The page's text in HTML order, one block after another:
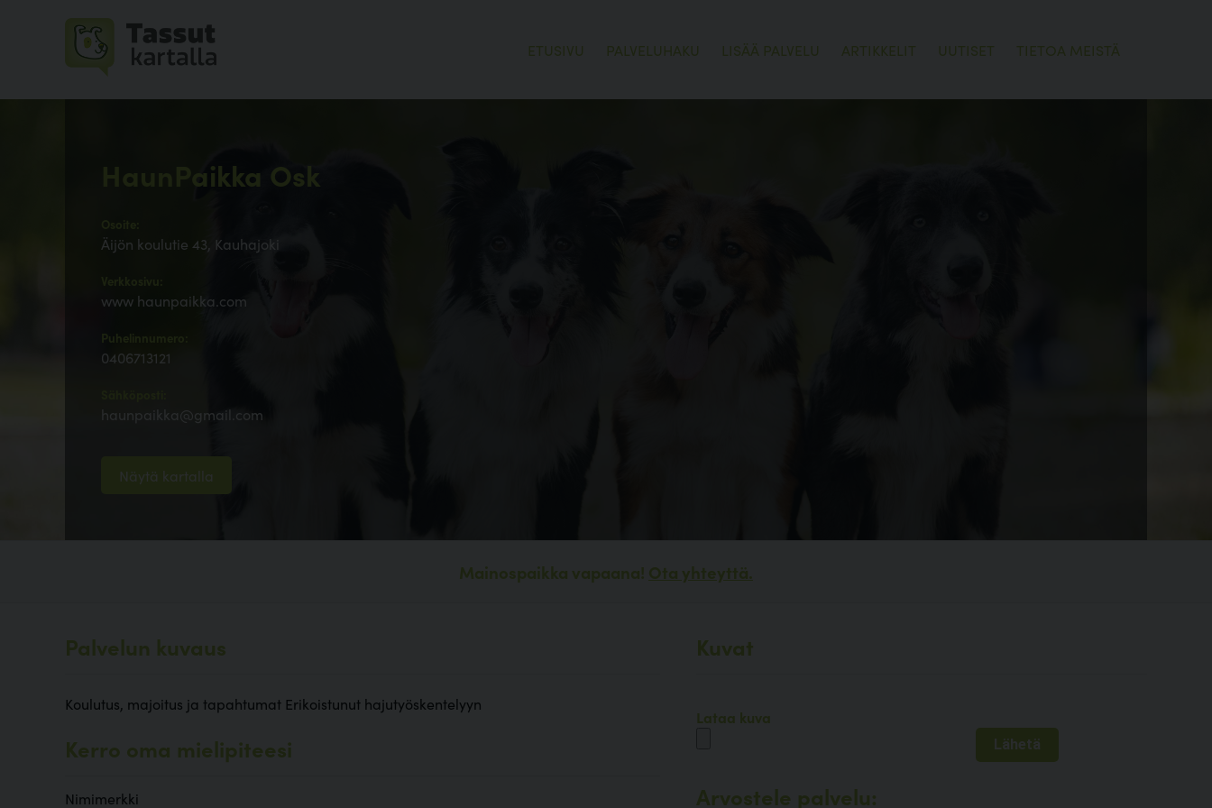
ETUSIVU PALVELUHAKU LISÄÄ PALVELU ARTIKKELIT UUTISET TIETOA MEISTÄ
HaunPaikka Osk
Äijön koulutie 43, Kauhajoki
www haunpaikka.com
Puhelinnumero:
0406713121
haunpaikka@gmail.com
Näytä kartalla
Mainospaikka vapaana! Ota yhteyttä.
Palvelun kuvaus
Koulutus, majoitus ja tapahtumat Erikoistunut hajutyöskentelyyn
Kerro oma mielipiteesi
Nimimerkki
Kuvat
Lataa kuva
Arvostele palvelu: